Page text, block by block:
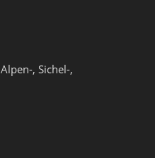
Alpen-, Sichel-,